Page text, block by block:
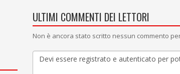
ULTIMI COMMENTI DEI LETTORI
Non è ancora stato scritto nessun commento